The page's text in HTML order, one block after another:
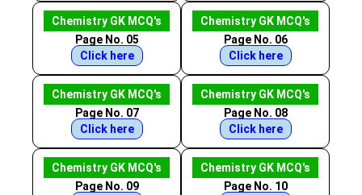
Chemistry GK MCQ's
Page No. 05
Click here
Chemistry GK MCQ's
Page No. 06
Click here
Chemistry GK MCQ's
Page No. 07
Click here
Chemistry GK MCQ's
Page No. 08
Click here
Chemistry GK MCQ's
Page No. 09
Chemistry GK MCQ's
Page No. 10